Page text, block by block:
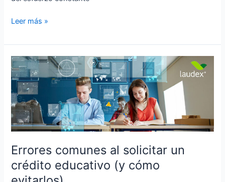
Leer más »
Errores comunes al solicitar un
crédito educativo (y cómo
Errores
comunes
solicitar
un
crédito
educativo
(y
cómo
evitarlos)